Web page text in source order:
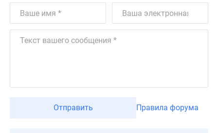
ИТ-
ипотека
Квартиры
Видео
Отправить Правила форума